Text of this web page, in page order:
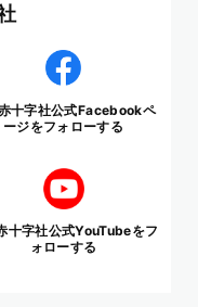
十字社公式Facebookペ
ージをフォローする
十字社公式YouTubeをフ
ォローする